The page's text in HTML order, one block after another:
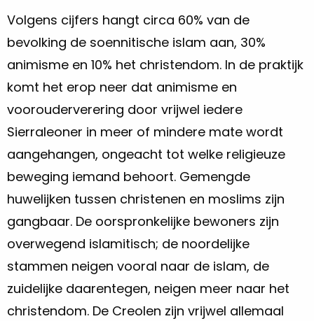
Volgens cijfers hangt circa 60% van de
bevolking de soennitische islam aan, 30%
animisme en 10% het christendom. In de praktijk
komt het erop neer dat animisme en
voorouderverering door vrijwel iedere
Sierraleoner in meer of mindere mate wordt
aangehangen, ongeacht tot welke religieuze
beweging iemand behoort. Gemengde
huwelijken tussen christenen en moslims zijn
gangbaar. De oorspronkelijke bewoners zijn
overwegend islamitisch; de noordelijke
stammen neigen vooral naar de islam, de
zuidelijke daarentegen, neigen meer naar het
christendom. De Creolen zijn vrijwel allemaal